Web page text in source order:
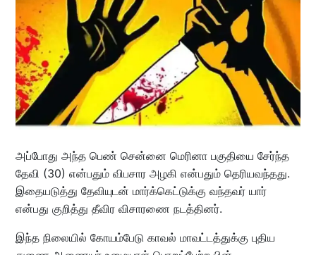
அப்போது அந்த பெண் சென்னை மெரினா பகுதியை சேர்ந்த
தேவி (30) என்பதும் விபசார அழகி என்பதும் தெரியவந்தது.
இதையடுத்து தேவியுடன் மார்க்கெட்டுக்கு வந்தவர் யார்
என்பது குறித்து தீவிர விசாரணை நடத்தினர்.
இந்த நிலையில் கோயம்பேடு காவல் மாவட்டத்துக்கு புதிய